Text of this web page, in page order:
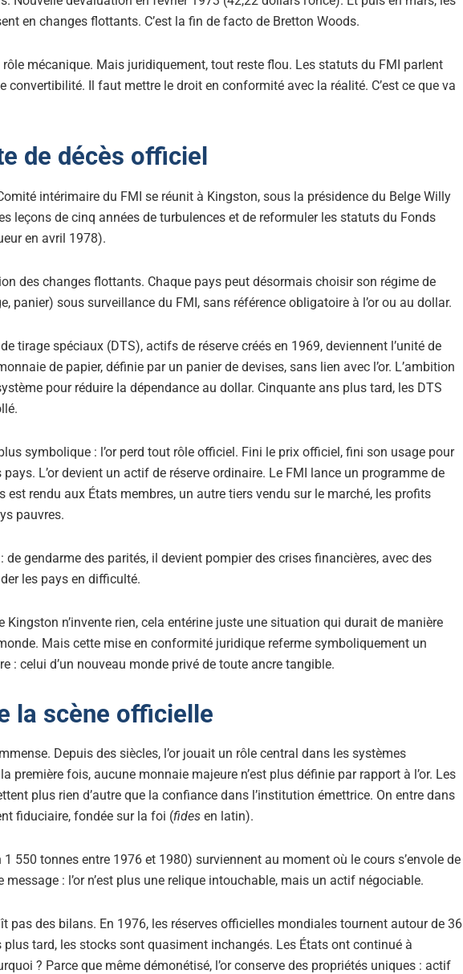
en changes flottants. C’est la fin de facto de Bretton Woods.
rôle mécanique. Mais juridiquement, tout reste flou. Les statuts du FMI parlent
convertibilité. Il faut mettre le droit en conformité avec la réalité. C’est ce que va
de décès officiel
intérimaire du FMI se réunit à Kingston, sous la présidence du Belge Willy
leçons de cinq années de turbulences et de reformuler les statuts du Fonds
en avril 1978).
des changes flottants. Chaque pays peut désormais choisir son régime de
panier) sous surveillance du FMI, sans référence obligatoire à l’or ou au dollar.
tirage spéciaux (DTS), actifs de réserve créés en 1969, deviennent l’unité de
de papier, définie par un panier de devises, sans lien avec l’or. L’ambition
pour réduire la dépendance au dollar. Cinquante ans plus tard, les DTS
symbolique : l’or perd tout rôle officiel. Fini le prix officiel, fini son usage pour
L’or devient un actif de réserve ordinaire. Le FMI lance un programme de
est rendu aux États membres, un autre tiers vendu sur le marché, les profits
pauvres.
de gendarme des parités, il devient pompier des crises financières, avec des
les pays en difficulté.
Kingston n’invente rien, cela entérine juste une situation qui durait de manière
Mais cette mise en conformité juridique referme symboliquement un
: celui d’un nouveau monde privé de toute ancre tangible.
la scène officielle
Depuis des siècles, l’or jouait un rôle central dans les systèmes
première fois, aucune monnaie majeure n’est plus définie par rapport à l’or. Les
plus rien d’autre que la confiance dans l’institution émettrice. On entre dans
fiduciaire, fondée sur la foi (fides en latin).
1 550 tonnes entre 1976 et 1980) surviennent au moment où le cours s’envole de
message : l’or n’est plus une relique intouchable, mais un actif négociable.
pas des bilans. En 1976, les réserves officielles mondiales tournent autour de 36
tard, les stocks sont quasiment inchangés. Les États ont continué à
? Parce que même démonétisé, l’or conserve des propriétés uniques : actif